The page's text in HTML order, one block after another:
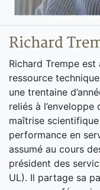
Richard
Richard Trempe
ressource
une trentaine
reliés à
maîtrise
performance en
assumé au cours
président des
UL). Il partage sa